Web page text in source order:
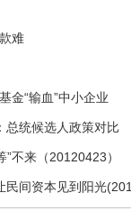
难
金“输血”中小企业
总统候选人政策对比
不来（20120423）
民间资本见到阳光